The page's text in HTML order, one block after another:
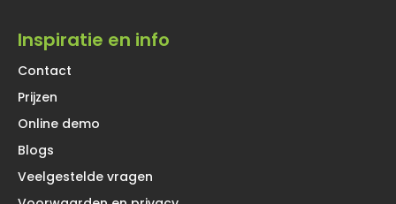
Inspiratie en info
Contact
Prijzen
Online demo
Blogs
Veelgestelde vragen